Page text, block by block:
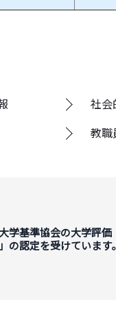
社会
教職
学基準協会の大学評
の認定を受けています。